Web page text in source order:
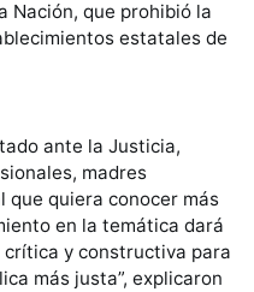
Nación, que prohibió la
estatales de
ante la Justicia,
madres
que quiera conocer más
en la temática dará
y constructiva para
más justa”, explicaron